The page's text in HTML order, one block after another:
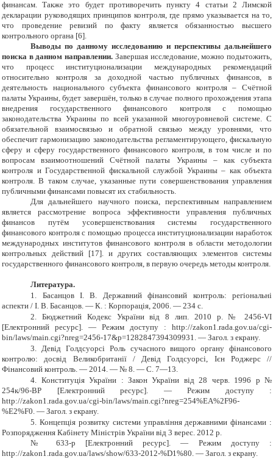
финансам. Также это будет противоречить пункту 4 статьи 2 Лимской
декларации руководящих принципов контроля, где прямо указывается на то,
что проведение ревизий по факту является обязанностью высшего
контрольного органа [6].
Выводы по данному исследованию и перспективы дальнейшего
поиска в данном направлении. Завершая исследование, можно подытожить,
что процесс институционализации международных рекомендаций
относительно контроля за доходной частью публичных финансов, в
деятельность национального субъекта финансового контроля – Счётной
палаты Украины, будет завершён, только в случае полного прохождения этапа
внедрения государственного финансового контроля с помощью
законодательства Украины по всей указанной многоуровневой системе. С
обязательной взаимосвязью и обратной связью между уровнями, что
обеспечит гармонизацию законодательства регламентирующего, фискальную
сферу и сферу государственного финансового контроля, в том числе и по
вопросам взаимоотношений Счётной палаты Украины – как субъекта
контроля и Государственной фискальной службой Украины – как объекта
контроля. В таком случае, указанные пути совершенствования управления
публичными финансами повысят их стабильность.
Для дальнейшего научного поиска, перспективным направлением
является рассмотрение вопроса эффективности управления публичных
финансов путём усовершенствования системы государственного
финансового контроля с помощью процесса институционализации наработок
международных институтов финансового контроля в области методологии
контрольных действий [17]. и других составляющих элементов системы
государственного финансового контроля, в первую очередь методы контроля.
Литература.
1.
Басанцов І. В. Державний фінансовий контроль: регіональні
аспекти / І. В. Басанцов. — К. : Корпорація, 2006. — 234 с.
2.
Бюджетний Кодекс України від 8 лип. 2010 р. № 2456-VІ
[Електронний ресурс]. — Режим доступу : http://zakon1.rada.gov.ua/cgi-
bin/laws/main.cgi?nreg=2456-17&p=1282847394309931. — Загол. з екрану.
3. Девід Голдсуорсі Роль сучасного вищого органу фінансового
контролю: досвід Великобританії / Девід Голдсуорсі, Ієн Роджерс //
Фінансовий контроль. — 2014. — № 8. — С. 7—13.
4. Конституція України : Закон України від 28 черв. 1996 р №
254к/96-ВР [Електронний ресурс]. — Режим доступу :
http://zakon1.rada.gov.ua/cgi-bin/laws/main.cgi?nreg=254%EA%2F96-
%E2%F0. — Загол. з екрану.
5. Концепція розвитку системи управління державними фінансами :
Розпорядження Кабінету Міністрів України від 3 верес. 2012 р.
№ 633-р [Електронний ресурс]. — Режим доступу :
http://zakon1.rada.gov.ua/laws/show/633-2012-%D1%80. — Загол. з екрану.